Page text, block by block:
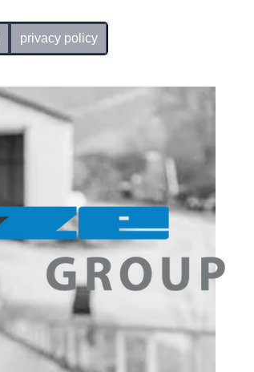
privacy policy